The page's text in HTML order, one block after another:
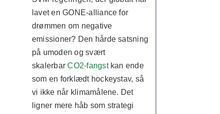
lavet en GONE-alliance for
drømmen om negative
emissioner? Den hårde satsning
på umoden og svært
skalerbarCO2-fangstkan ende
som en forklædt hockeystav, så
vi ikke når klimamålene. Det
ligner mere håb som strategi